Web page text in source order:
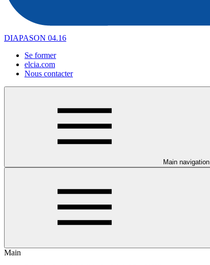
DIAPASON 04.16
Se former
elcia.com
Nous contacter
Main navigation
Main